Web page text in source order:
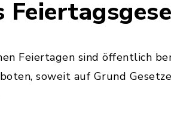
Feiertagen sind öffentlich
soweit auf Grund